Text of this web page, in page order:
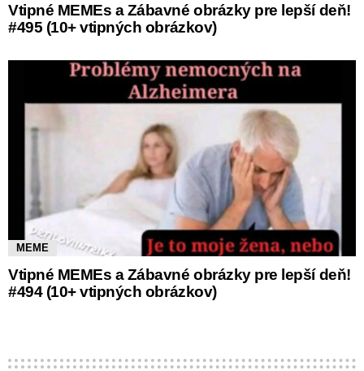
Vtipné MEMEs a Zábavné obrázky pre lepší deň!
#495 (10+ vtipných obrázkov)
MEME
Vtipné MEMEs a Zábavné obrázky pre lepší deň!
#494 (10+ vtipných obrázkov)